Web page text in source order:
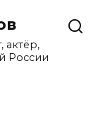
актёр,
России